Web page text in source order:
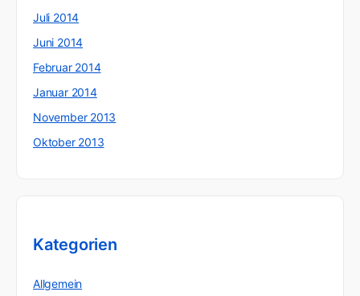
Juli 2014
Juni 2014
Februar 2014
Januar 2014
November 2013
Oktober 2013
Kategorien
Allgemein